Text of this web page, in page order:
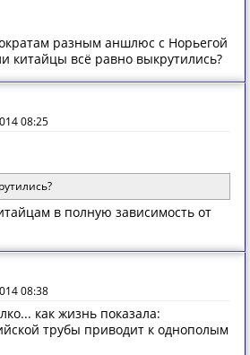
разным аншлюс с Норьегой
китайцы всё равно выкрутились?
08:25
в полную зависимость от
08:38
как жизнь показала:
трубы приводит к однополым